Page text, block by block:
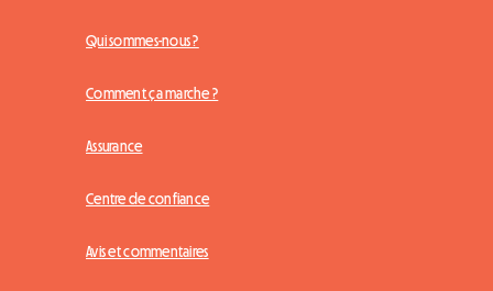
Qui sommes-nous ?
Comment ça marche ?
Assurance
Centre de confiance
Avis et commentaires